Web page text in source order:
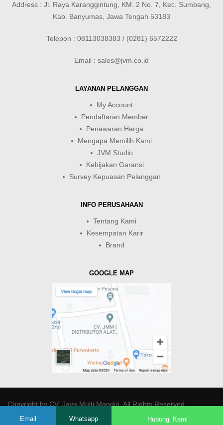
Address : Jl. Raya Karanggintung, KM. 2 No. 7, Kec. Sumbang,
Kab. Banyumas, Jawa Tengah 53183
Telepon : 08113038383 / (0281) 6572222
Email : sales@jvm.co.id
LAYANAN PELANGGAN
My Account
Pendaftaran Member
Penawaran Harga
Mengapa Memilih Kami
JVM Studio
Kebijakan Garansi
Survey Kepuasan Pelanggan
INFO PERUSAHAAN
Tentang Kami
Kesempatan Karir
Brand
GOOGLE MAP
Copyright byCV. Java Multi Mandiri. All Rights Reserved.
Email Whatsapp Hubungi Kami